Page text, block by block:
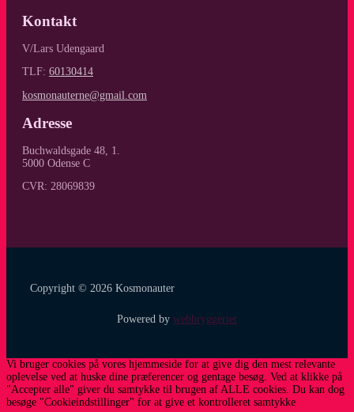
Kontakt
V/Lars Udengaard
TLF: 60130414
kosmonauterne@gmail.com
Adresse
Buchwaldsgade 48, 1.
5000 Odense C
CVR: 28069839
Copyright © 2026 Kosmonauter
Powered by webbryggeriet
Vi bruger cookies på vores hjemmeside for at give dig den mest relevante
oplevelse ved at huske dine præferencer og gentage besøg. Ved at klikke på
"Accepter alle" giver du samtykke til brugen af ​​ALLE cookies. Du kan dog
besøge "Cookieindstillinger" for at give et kontrolleret samtykke